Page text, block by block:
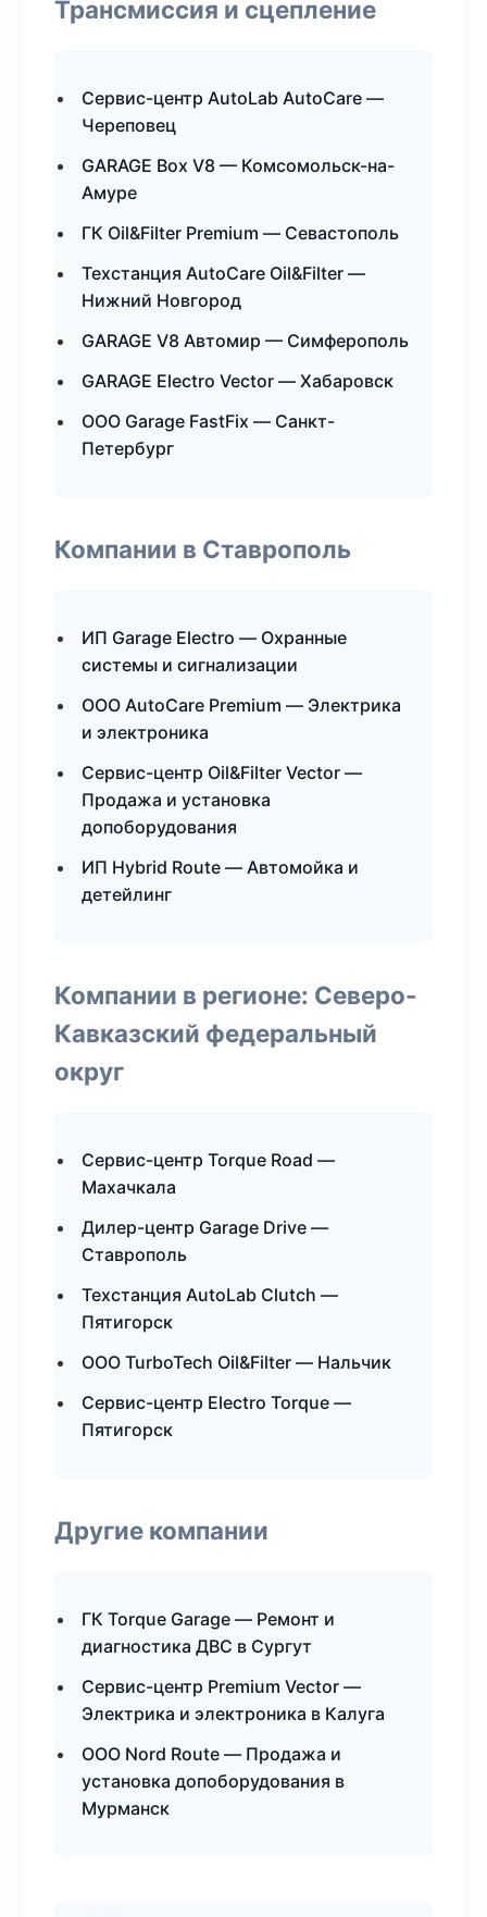
Трансмиссия и сцепление
Сервис-центр AutoLab AutoCare —
Череповец
GARAGE Box V8 — Комсомольск-на-
Амуре
ГК Oil&Filter Premium — Севастополь
Техстанция AutoCare Oil&Filter —
Нижний Новгород
GARAGE V8 Автомир — Симферополь
GARAGE Electro Vector — Хабаровск
ООО Garage FastFix — Санкт-
Петербург
Компании в Ставрополь
ИП Garage Electro — Охранные
системы и сигнализации
ООО AutoCare Premium — Электрика
и электроника
Сервис-центр Oil&Filter Vector —
Продажа и установка
допоборудования
ИП Hybrid Route — Автомойка и
детейлинг
Компании в регионе: Северо-
Кавказский федеральный
округ
Сервис-центр Torque Road —
Махачкала
Дилер-центр Garage Drive —
Ставрополь
Техстанция AutoLab Clutch —
Пятигорск
ООО TurboTech Oil&Filter — Нальчик
Сервис-центр Electro Torque —
Пятигорск
Другие компании
ГК Torque Garage — Ремонт и
диагностика ДВС в Сургут
Сервис-центр Premium Vector —
Электрика и электроника в Калуга
ООО Nord Route — Продажа и
установка допоборудования в
Мурманск